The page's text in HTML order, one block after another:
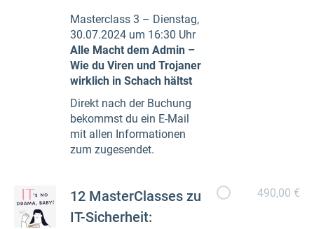
Masterclass 3 – Dienstag,
30.07.2024 um 16:30 Uhr
Alle Macht dem Admin –
Wie du Viren und Trojaner
wirklich in Schach hältst
Direkt nach der Buchung
bekommst du ein E-Mail
mit allen Informationen
zum zugesendet.
12 MasterClasses zu
IT-Sicherheit:
490,00 €